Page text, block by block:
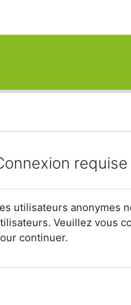
requise
utilisateurs anonymes
Veuillez vous
continuer.